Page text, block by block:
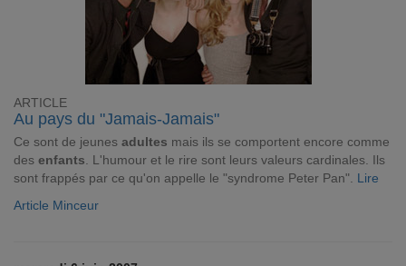
ARTICLE
Au pays du "Jamais-Jamais"
Ce sont de jeunes adultes mais ils se comportent encore comme
des enfants . L'humour et le rire sont leurs valeurs cardinales. Ils
sont frappés par ce qu'on appelle le "syndrome Peter Pan". Lire
Article Minceur